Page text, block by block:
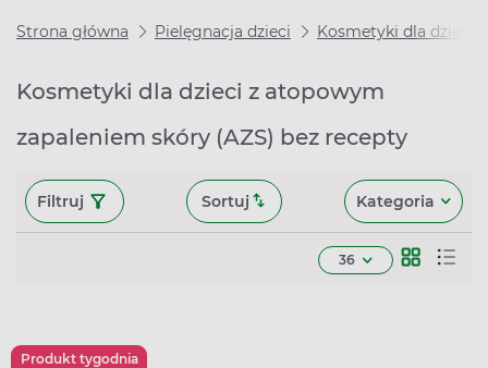
Strona główna Pielęgnacja dzieci Kosmetyki dla dzieci
Kosmetyki dla dzieci z atopowym
zapaleniem skóry (AZS) bez recepty
Filtruj Sortuj Kategoria
36
Produkt tygodnia